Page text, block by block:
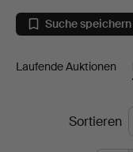
bei
Suche speichern
Laufende Auktionen
EndpreiseSortieren